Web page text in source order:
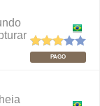
PAGO